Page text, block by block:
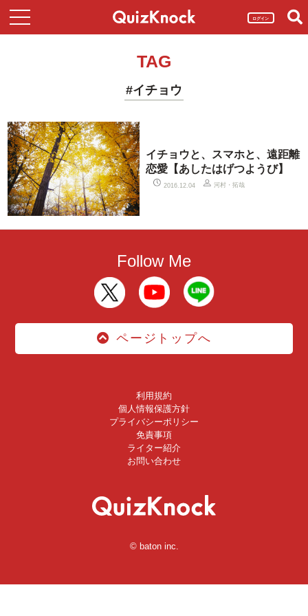
ログイン
TAG
#イチョウ
イチョウと、スマホと、遠距離
恋愛【あしたはげつようび】
2016.12.04 河村・拓哉
Follow Me
ページトップへ
利用規約
個人情報保護方針
プライバシーポリシー
免責事項
ライター紹介
お問い合わせ
© baton inc.